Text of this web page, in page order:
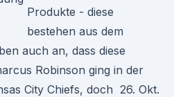
Produkte - diese
bestehen aus dem
auch an, dass diese
Robinson ging in der
City Chiefs, doch 26. Okt.